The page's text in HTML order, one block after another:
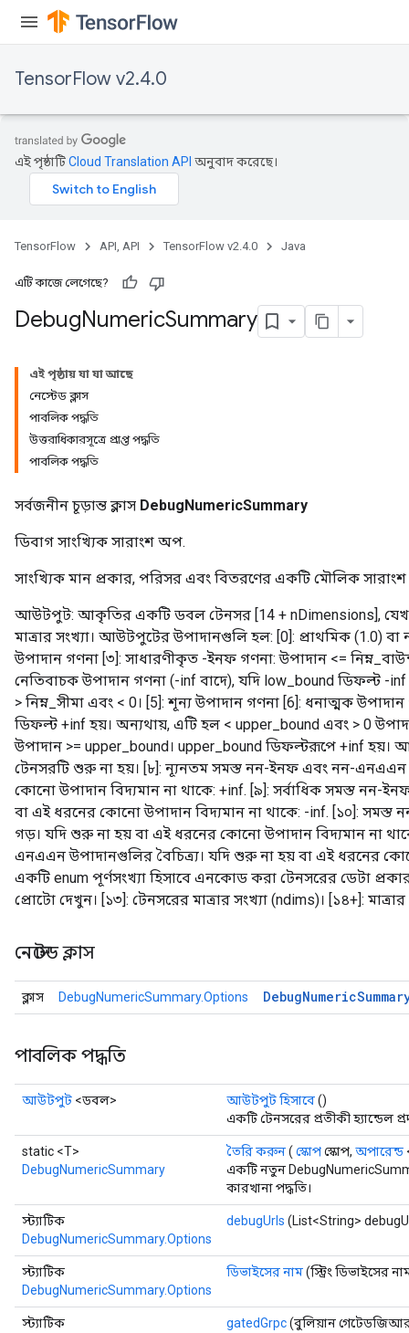
TensorFlow v2.4.0
এই পৃষ্ঠাটিCloud Translation API অনুবাদ করেছে।
TensorFlow API, API TensorFlow v2.4.0 Java
এটি কাজে লেগেছে?
DebugNumericSummary
এই পৃষ্ঠায় যা যা আছে
নেস্টেড ক্লাস
পাবলিক পদ্ধতি
উত্তরাধিকারসূত্রে প্রাপ্ত পদ্ধতি
পাবলিক পদ্ধতি
সর্বজনীন চূড়ান্ত ক্লাস DebugNumericSummary
ডিবাগ সাংখ্যিক সারাংশ অপ.
সাংখ্যিক মান প্রকার, পরিসর এবং বিতরণের একটি মৌলিক
আউটপুট: আকৃতির একটি ডবল টেনসর [14 + nDimensions],
মাত্রার সংখ্যা। আউটপুটের উপাদানগুলি হল: [0]: প্রাথমিক (1.0) বা
উপাদান গণনা [৩]: সাধারণীকৃত -ইনফ গণনা: উপাদান <=
নেতিবাচক উপাদান গণনা (-inf বাদে), যদি low_bound ডিফল্ট -
> নিম্ন_সীমা এবং < 0। [5]: শূন্য উপাদান গণনা [6]: ধনাত্মক
ডিফল্ট +inf হয়। অন্যথায়, এটি হল < upper_bound এবং > 0
উপাদান >= upper_bound। upper_bound ডিফল্টরূপে +inf হয়।
টেনসরটি শুরু না হয়। [৮]: ন্যূনতম সমস্ত নন-ইনফ এবং নন-এনএএন
কোনো উপাদান বিদ্যমান না থাকে: +inf. [৯]: সর্বাধিক সমস্ত নন-
বা এই ধরনের কোনো উপাদান বিদ্যমান না থাকে: -inf. [১০]:
গড়। যদি শুরু না হয় বা এই ধরনের কোনো উপাদান বিদ্যমান না
এনএএন উপাদানগুলির বৈচিত্র্য। যদি শুরু না হয় বা এই ধরনের
একটি enum পূর্ণসংখ্যা হিসাবে এনকোড করা টেনসরের ডেটা
প্রোটো দেখুন। [১৩]: টেনসরের মাত্রার সংখ্যা (ndims)। [১৪+]:
নেস্টেড ক্লাস
ক্লাস DebugNumericSummary.Options DebugNumeric
পাবলিক পদ্ধতি
আউটপুট <ডবল> আউটপুট হিসাবে()
একটি টেনসরের প্রতীকী হ্যান্ডেল
static <T>
DebugNumericSummary
তৈরি করুন( স্কোপস্কোপ, অপারেন্ড
একটি নতুন
কারখানা পদ্ধতি।
স্ট্যাটিক
DebugNumericSummary.Options
debugUrls (List<String>
স্ট্যাটিক
DebugNumericSummary.Options
ডিভাইসের নাম(স্ট্রিং ডিভাইসের
স্ট্যাটিক
gatedGrpc(বুলিয়ান